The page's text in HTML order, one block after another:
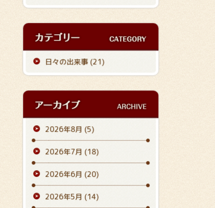
日々の出来事 (21)
2026年8月 (5)
2026年7月 (18)
2026年6月 (20)
2026年5月 (14)